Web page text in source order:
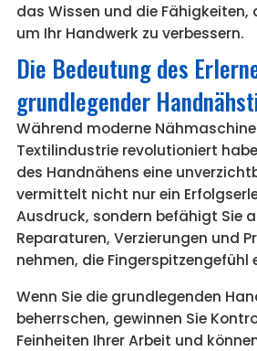
das Wissen und die Fähigkeiten,
um Ihr Handwerk zu verbessern.
Die Bedeutung des
grundlegender
Während moderne
Textilindustrie revolutioniert
des Handnähens eine
vermittelt nicht nur ein
Ausdruck, sondern befähigt Sie
Reparaturen, Verzierungen und
nehmen, die Fingerspitzengefühl
Wenn Sie die grundlegenden
beherrschen, gewinnen Sie
Feinheiten Ihrer Arbeit und